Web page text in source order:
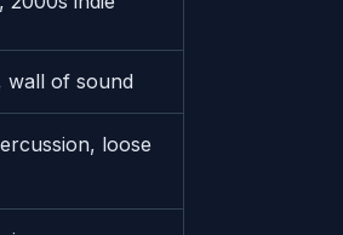
wall of sound
loose